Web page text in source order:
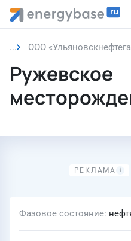
ООО
Ружевское
Фазовое состояние